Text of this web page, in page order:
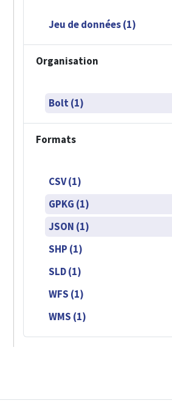
Jeu de données (1)
Organisation
Bolt (1)
Formats
CSV (1)
GPKG (1)
JSON (1)
SHP (1)
SLD (1)
WFS (1)
WMS (1)